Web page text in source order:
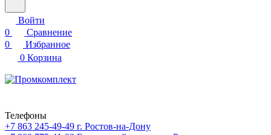
Войти
0
Сравнение
0
Избранное
0 Корзина
Телефоны
+7 863 245-49-49 г. Ростов-на-Дону